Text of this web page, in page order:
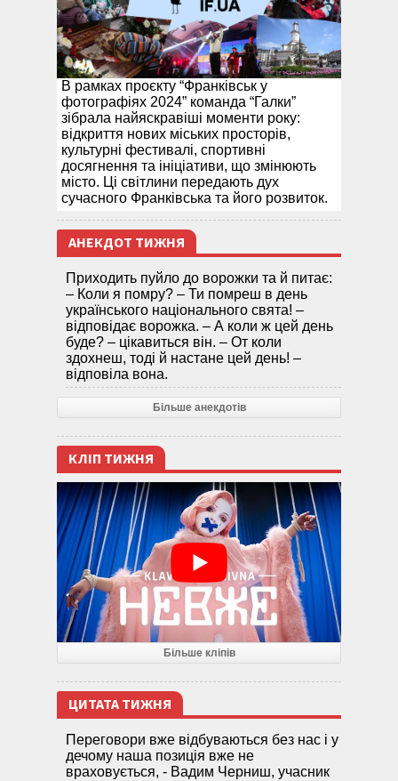
В рамках проєкту “Франківськ у
фотографіях 2024” команда “Галки”
зібрала найяскравіші моменти року:
відкриття нових міських просторів,
культурні фестивалі, спортивні
досягнення та ініціативи, що змінюють
місто. Ці світлини передають дух
сучасного Франківська та його розвиток.
АНЕКДОТ ТИЖНЯ
Приходить пуйло до ворожки та й питає:
– Коли я помру? – Ти помреш в день
українського національного свята! –
відповідає ворожка. – А коли ж цей день
буде? – цікавиться він. – От коли
здохнеш, тоді й настане цей день! –
відповіла вона.
Більше анекдотів
КЛІП ТИЖНЯ
Більше кліпів
ЦИТАТА ТИЖНЯ
Переговори вже відбуваються без нас і у
дечому наша позиція вже не
враховується, - Вадим Черниш, учасник